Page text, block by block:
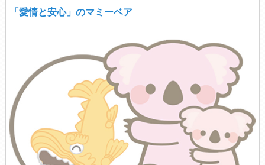
「愛情と安心」のマミーベア